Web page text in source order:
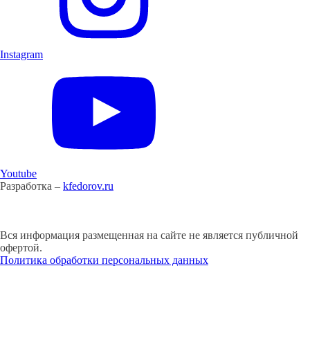
Instagram
Youtube
Разработка – kfedorov.ru
Вся информация размещенная на сайте не является публичной
офертой.
Политика обработки персональных данных